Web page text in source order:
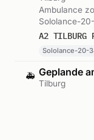
Ambulance
Sololance-
Sololance-20-
🚑 Geplande
Tilburg